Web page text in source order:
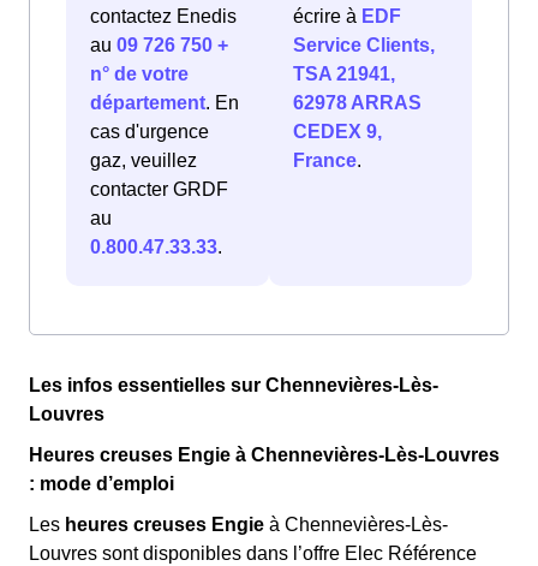
contactez Enedis
au 09 726 750 +
n° de votre
département. En
cas d'urgence
gaz, veuillez
contacter GRDF
au
0.800.47.33.33.
écrire à EDF
Service Clients,
TSA 21941,
62978 ARRAS
CEDEX 9,
France.
Les infos essentielles sur Chennevières-Lès-
Louvres
Heures creuses Engie à Chennevières-Lès-Louvres
: mode d’emploi
Les heures creuses Engie à Chennevières-Lès-
Louvres sont disponibles dans l’offre Elec Référence